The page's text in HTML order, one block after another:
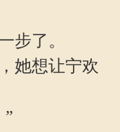
步了。
她想让宁欢